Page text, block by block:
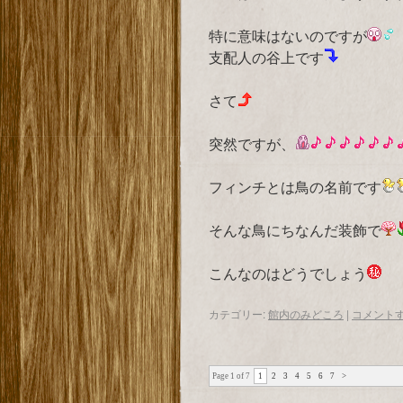
特に意味はないのですが
支配人の谷上です
さて
突然ですが、
フィンチとは鳥の名前です
そんな鳥にちなんだ装飾で
こんなのはどうでしょう
カテゴリー:館内のみどころ | コメント
Page 1 of 7 1 2 3 4 5 6 7 >